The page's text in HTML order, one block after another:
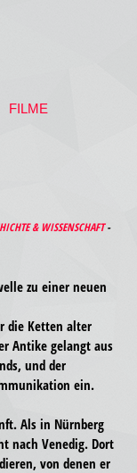
FILME
& WISSENSCHAFT-
zu einer neuen
die Ketten alter
Antike gelangt aus
und der
ein.
Als in Nürnberg
nach Venedig. Dort
von denen er